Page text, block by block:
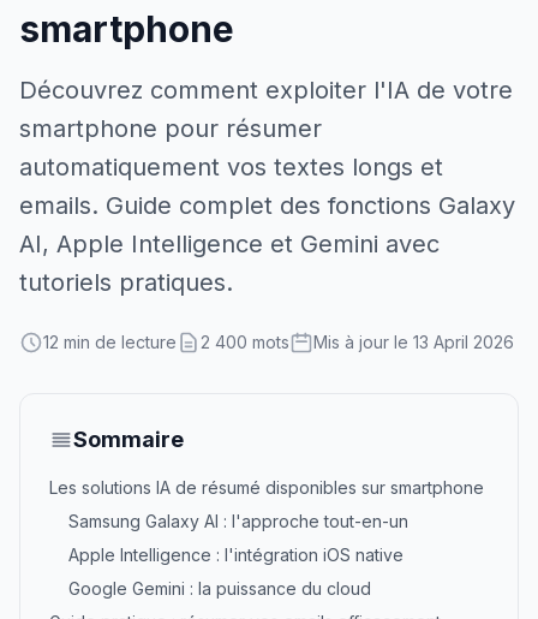
smartphone
Découvrez comment exploiter l'IA de votre
smartphone pour résumer
automatiquement vos textes longs et
emails. Guide complet des fonctions Galaxy
AI, Apple Intelligence et Gemini avec
tutoriels pratiques.
12 min de lecture 2 400 mots Mis à jour le 13 April 2026
Sommaire
Les solutions IA de résumé disponibles sur smartphone
Samsung Galaxy AI : l'approche tout-en-un
Apple Intelligence : l'intégration iOS native
Google Gemini : la puissance du cloud